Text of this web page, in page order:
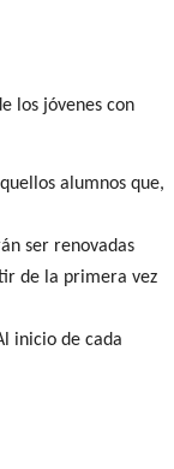
los jóvenes con
alumnos que,
ser renovadas
de la primera vez
inicio de cada